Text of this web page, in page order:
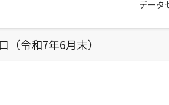
データ
（令和7年6月末）